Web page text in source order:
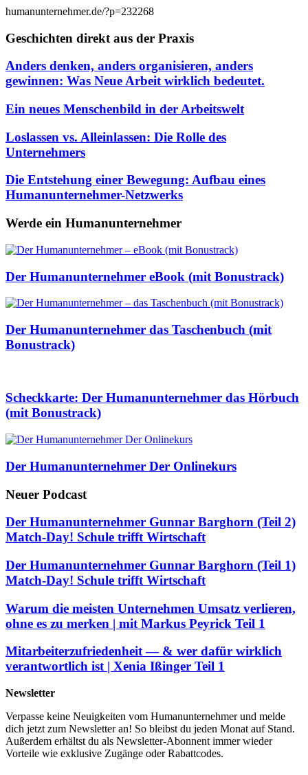
humanunternehmer.de/?p=232268
Geschichten direkt aus der Praxis
Anders denken, anders organisieren, anders
gewinnen: Was Neue Arbeit wirklich bedeutet.
Ein neues Menschenbild in der Arbeitswelt
Loslassen vs. Alleinlassen: Die Rolle des
Unternehmers
Die Entstehung einer Bewegung: Aufbau eines
Humanunternehmer-Netzwerks
Werde ein Humanunternehmer
Der Humanunternehmer eBook (mit Bonustrack)
Der Humanunternehmer das Taschenbuch (mit
Bonustrack)
Scheckkarte: Der Humanunternehmer das Hörbuch
(mit Bonustrack)
Der Humanunternehmer Der Onlinekurs
Neuer Podcast
Der Humanunternehmer Gunnar Barghorn (Teil 2)
Match-Day! Schule trifft Wirtschaft
Der Humanunternehmer Gunnar Barghorn (Teil 1)
Match-Day! Schule trifft Wirtschaft
Warum die meisten Unternehmen Umsatz verlieren,
ohne es zu merken | mit Markus Peyrick Teil 1
Mitarbeiterzufriedenheit — & wer dafür wirklich
verantwortlich ist | Xenia Ißinger Teil 1
Newsletter
Verpasse keine Neuigkeiten vom Humanunternehmer und melde
dich jetzt zum Newsletter an! So bleibst du jeden Monat auf Stand.
Außerdem erhältst du als Newsletter-Abonnent immer wieder
Vorteile wie exklusive Zugänge oder Rabattcodes.